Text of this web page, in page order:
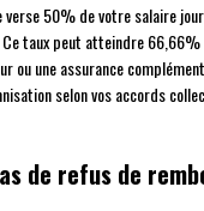
verse 50% de votre salaire
taux peut atteindre
ou une assurance
selon vos accords
de refus de